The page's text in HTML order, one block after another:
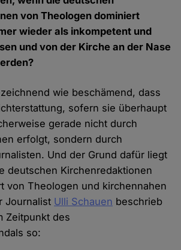
von Theologen dominiert
wieder als inkompetent und
und von der Kirche an der Nase
wie beschämend, dass
sofern sie überhaupt
gerade nicht durch
erfolgt, sondern durch
Und der Grund dafür liegt
deutschen Kirchenredaktionen
von Theologen und kirchennahen
Journalist Ulli Schauen beschrieb
Zeitpunkt des
so: